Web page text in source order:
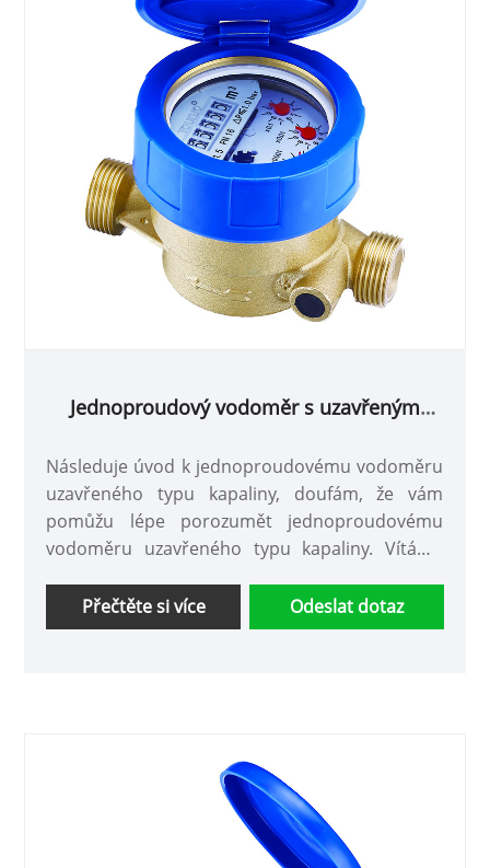
Jednoproudový vodoměr s uzavřeným
Následuje úvod k jednoproudovému vodoměru
uzavřeného typu kapaliny, doufám, že vám
pomůžu lépe porozumět jednoproudovému
vodoměru uzavřeného typu kapaliny. Vítáme
spolupracovali a společně vytvořili lepší
budoucnost!
Přečtěte si více Odeslat dotaz